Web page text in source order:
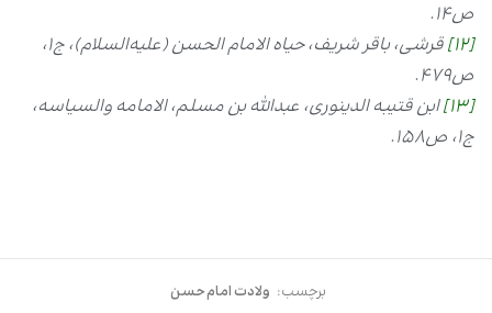
ص۱۴.
[12]
قرشی، باقر شریف، حیاه الامام الحسن (علیه‌السلام)، ج۱،
ص۴۷۹.
[13]
ابن قتیبه الدینوری، عبدالله بن مسلم، الامامه والسیاسه،
ج۱، ص۱۵۸.
برچسب: ولادت امام حسن